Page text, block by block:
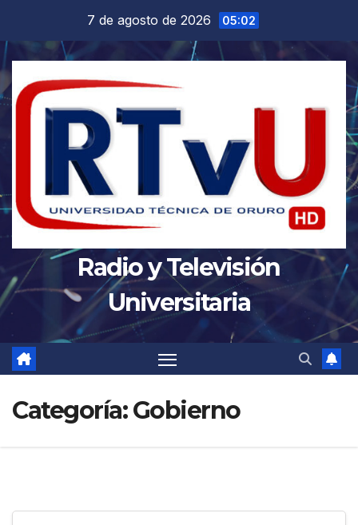
contenido
7 de agosto de 2026 05:02
Radio y Televisión
Universitaria
Categoría:Gobierno